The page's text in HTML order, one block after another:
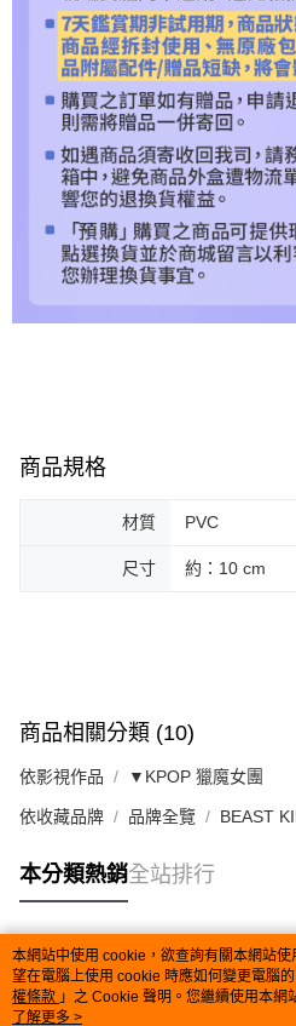
商品規格
材質 PVC
尺寸 約：10 cm
商品相關分類 (10)
依影視作品 ▼KPOP 獵魔女團
依收藏品牌 品牌全覽 BEAST
本分類熱銷全站排行
熱門標籤
本網站中使用 cookie，欲查詢有關本網站
望在電腦上使用 cookie 時應如何變更電腦
權條款 」之 Cookie 聲明。您繼續使用本網
用條款之 Cookie 聲明使用 cookie。
了解更多 >